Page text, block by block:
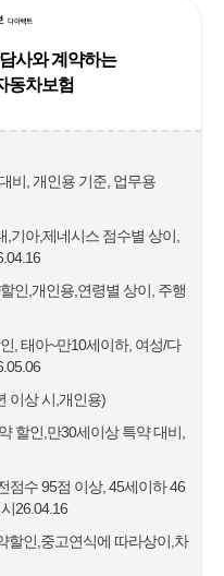
사와 계약하는
동차보험
비, 개인용 기준, 업무용
,기아,제네시스 점수별 상이,
인,개인용,연령별 상이, 주행
, 태아~만10세이하, 여성/다
이상 시,개인용)
할인,만30세이상 특약 대비,
점수 95점 이상, 45세이하 46
26.04.16
할인,중고연식에 따라상이,차